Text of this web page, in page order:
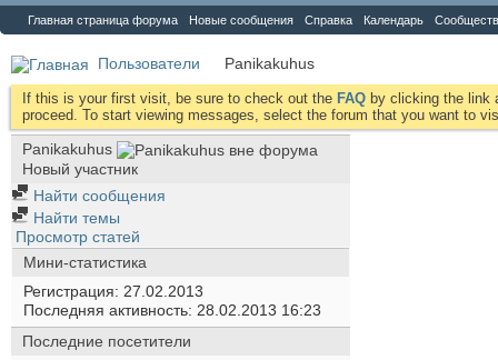
Главная страница форума Новые сообщения Справка Календарь
Пользователи Panikakuhus
If this is your first visit, be sure to check out the FAQ by clicking the link
proceed. To start viewing messages, select the forum that you want to
Panikakuhus
Новый участник
Найти сообщения
Найти темы
Просмотр статей
Мини-статистика
Регистрация
27.02.2013
Последняя активность 28.02.2013 16:23
Последние посетители